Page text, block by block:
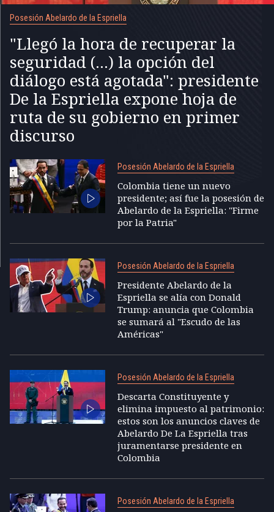
Posesión Abelardo de la Espriella
"Llegó la hora de recuperar la
seguridad (...) la opción del
diálogo está agotada": presidente
De la Espriella expone hoja de
ruta de su gobierno en primer
discurso
Posesión Abelardo de la Espriella
Colombia tiene un nuevo
presidente; así fue la posesión de
Abelardo de la Espriella: "Firme
por la Patria"
Posesión Abelardo de la Espriella
Presidente Abelardo de la
Espriella se alía con Donald
Trump: anuncia que Colombia
se sumará al "Escudo de las
Américas"
Posesión Abelardo de la Espriella
Descarta Constituyente y
elimina impuesto al patrimonio:
estos son los anuncios claves de
Abelardo De La Espriella tras
juramentarse presidente en
Colombia
Posesión Abelardo de la Espriella